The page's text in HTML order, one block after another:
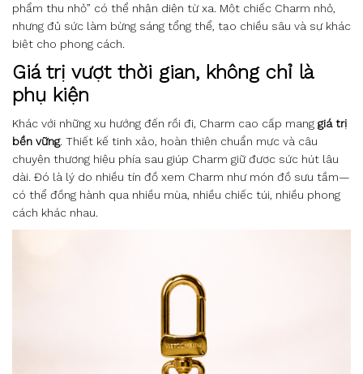
phẩm thu nhỏ” có thể nhận diện từ xa. Một chiếc Charm nhỏ,
nhưng đủ sức làm bừng sáng tổng thể, tạo chiều sâu và sự khác
biệt cho phong cách.
Giá trị vượt thời gian, không chỉ là
phụ kiện
Khác với những xu hướng đến rồi đi, Charm cao cấp mang giá trị
bền vững. Thiết kế tinh xảo, hoàn thiện chuẩn mực và câu
chuyện thương hiệu phía sau giúp Charm giữ được sức hút lâu
dài. Đó là lý do nhiều tín đồ xem Charm như món đồ sưu tầm—
có thể đồng hành qua nhiều mùa, nhiều chiếc túi, nhiều phong
cách khác nhau.